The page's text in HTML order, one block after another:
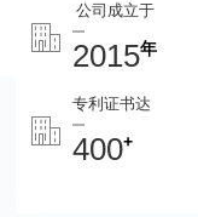
公司成立于
2015年
专利证书达
400+